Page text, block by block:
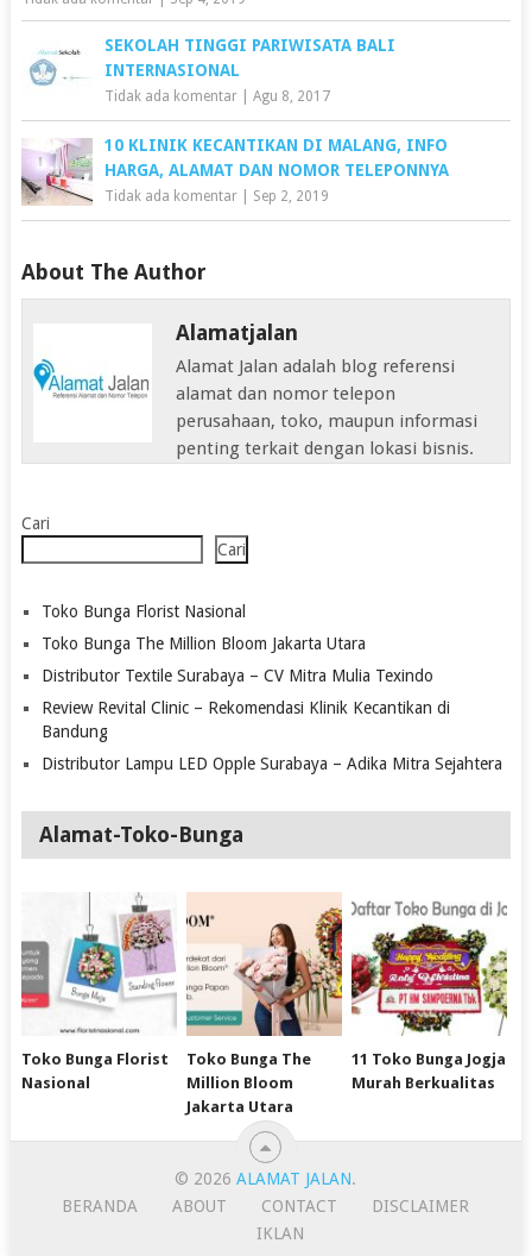
SEKOLAH TINGGI PARIWISATA BALI
INTERNASIONAL
Tidak ada komentar| Agu 8, 2017
10 KLINIK KECANTIKAN DI MALANG, INFO
HARGA, ALAMAT DAN NOMOR TELEPONNYA
Tidak ada komentar| Sep 2, 2019
About The Author
Alamatjalan
Alamat Jalan adalah blog referensi
alamat dan nomor telepon
perusahaan, toko, maupun informasi
penting terkait dengan lokasi bisnis.
Cari
Cari
Toko Bunga Florist Nasional
Toko Bunga The Million Bloom Jakarta Utara
Distributor Textile Surabaya – CV Mitra Mulia Texindo
Review Revital Clinic – Rekomendasi Klinik Kecantikan di
Bandung
Distributor Lampu LED Opple Surabaya – Adika Mitra Sejahtera
Alamat-Toko-Bunga
Toko Bunga Florist
Nasional
Toko Bunga The
Million Bloom
Jakarta Utara
11 Toko Bunga Jogja
Murah Berkualitas
© 2026ALAMAT JALAN.
BERANDA
ABOUT CONTACT
DISCLAIMER
IKLAN